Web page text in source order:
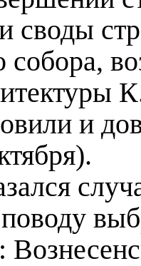
своды
собора,
и